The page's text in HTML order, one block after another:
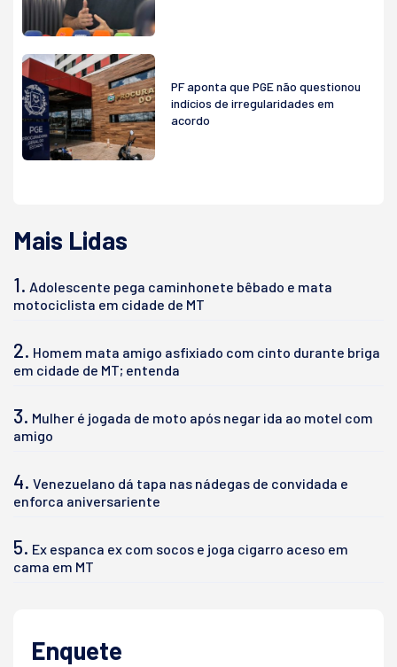
PF aponta que PGE não questionou
indícios de irregularidades em
acordo
Mais Lidas
1. Adolescente pega caminhonete bêbado e mata
motociclista em cidade de MT
2. Homem mata amigo asfixiado com cinto durante briga
em cidade de MT; entenda
3. Mulher é jogada de moto após negar ida ao motel com
amigo
4. Venezuelano dá tapa nas nádegas de convidada e
enforca aniversariente
5. Ex espanca ex com socos e joga cigarro aceso em
cama em MT
Enquete